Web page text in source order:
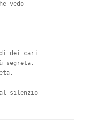
vedo
dei cari
segreta,
silenzio